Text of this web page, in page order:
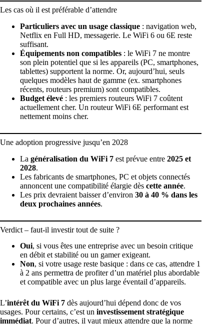
Les cas où il est préférable d’attendre
Particuliers avec un usage classique : navigation web,
Netflix en Full HD, messagerie. Le WiFi 6 ou 6E reste
suffisant.
Équipements non compatibles : le WiFi 7 ne montre
son plein potentiel que si les appareils (PC, smartphones,
tablettes) supportent la norme. Or, aujourd’hui, seuls
quelques modèles haut de gamme (ex. smartphones
récents, routeurs premium) sont compatibles.
Budget élevé : les premiers routeurs WiFi 7 coûtent
actuellement cher. Un routeur WiFi 6E performant est
nettement moins cher.
Une adoption progressive jusqu’en 2028
La généralisation du WiFi 7 est prévue entre 2025 et
2028.
Les fabricants de smartphones, PC et objets connectés
annoncent une compatibilité élargie dès cette année.
Les prix devraient baisser d’environ 30 à 40 % dans les
deux prochaines années.
Verdict – faut-il investir tout de suite ?
Oui, si vous êtes une entreprise avec un besoin critique
en débit et stabilité ou un gamer exigeant.
Non, si votre usage reste basique : dans ce cas, attendre 1
à 2 ans permettra de profiter d’un matériel plus abordable
et compatible avec un plus large éventail d’appareils.
L’intérêt du WiFi 7 dès aujourd’hui dépend donc de vos
usages. Pour certains, c’est un investissement stratégique
immédiat. Pour d’autres, il vaut mieux attendre que la norme